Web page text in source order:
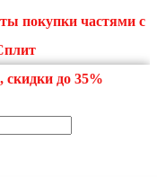
покупки частями с
скидки до 35%